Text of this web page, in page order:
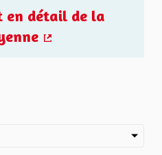
en détail de la